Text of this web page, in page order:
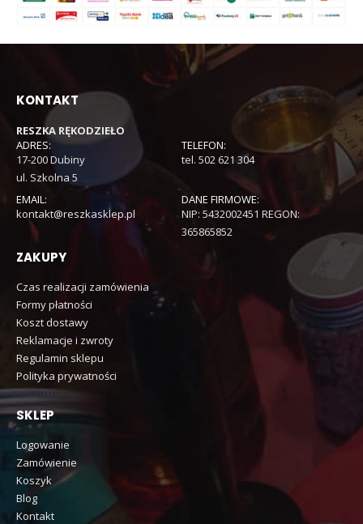
KONTAKT
RESZKA RĘKODZIEŁO
ADRES:
17-200 Dubiny
ul. Szkolna 5
TELEFON:
tel. 502 621 304
EMAIL:
kontakt@reszkasklep.pl
DANE FIRMOWE:
NIP: 5432002451 REGON:
365865852
ZAKUPY
Czas realizacji zamówienia
Formy płatności
Koszt dostawy
Reklamacje i zwroty
Regulamin sklepu
Polityka prywatności
SKLEP
Logowanie
Zamówienie
Koszyk
Blog
Kontakt